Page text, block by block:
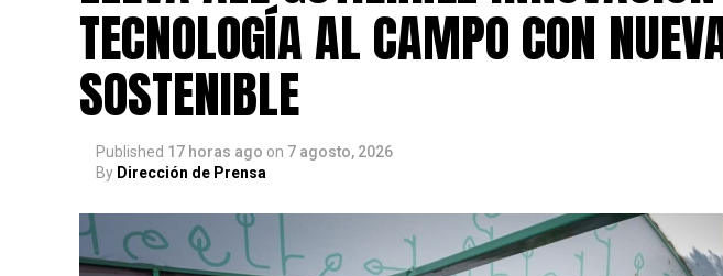
TECNOLOGÍA AL CAMPO CON
SOSTENIBLE
Published 17 horas ago on 7 agosto, 2026
By Dirección de Prensa